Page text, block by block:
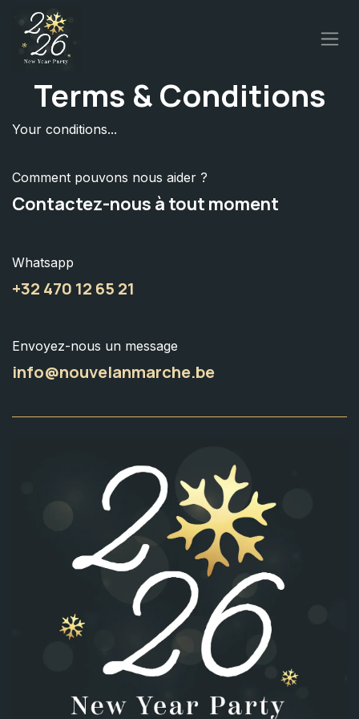
Se rendre au contenu
Terms & Conditions
Your conditions...
Comment pouvons nous aider ?
Contactez-nous à tout moment
Envoyez-nous un message
info@nouvelanmarche.be
Whatsapp
+32 470 12 65 21